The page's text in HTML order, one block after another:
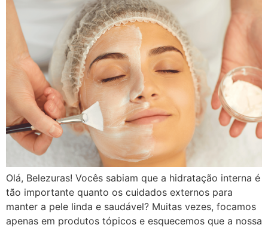
Olá, Belezuras! Vocês sabiam que a hidratação interna é
tão importante quanto os cuidados externos para
manter a pele linda e saudável? Muitas vezes, focamos
apenas em produtos tópicos e esquecemos que a nossa